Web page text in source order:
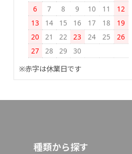
6
7 8 9 10 11
12
13
14 15 16 17 18
19
20
21 22 23 24 25
26
27
28 29
30
※赤字は休業日です
種類から探す